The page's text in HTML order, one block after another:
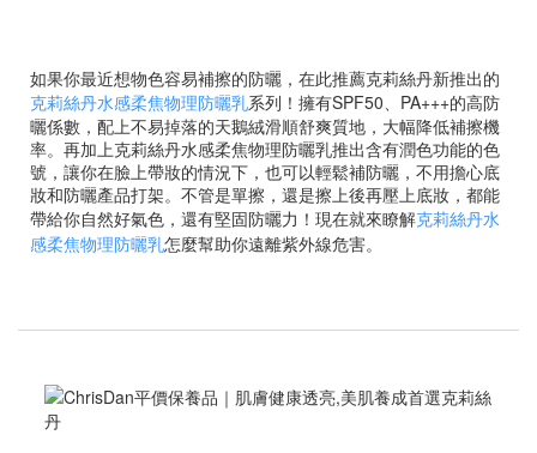
如果你最近想物色容易補擦的防曬，在此推薦克莉絲丹新推出的
克莉絲丹水感柔焦物理防曬乳系列！擁有SPF50、PA+++的高防
曬係數，配上不易掉落的天鵝絨滑順舒爽質地，大幅降低補擦機
率。再加上克莉絲丹水感柔焦物理防曬乳推出含有潤色功能的色
號，讓你在臉上帶妝的情況下，也可以輕鬆補防曬，不用擔心底
妝和防曬產品打架。不管是單擦，還是擦上後再壓上底妝，都能
帶給你自然好氣色，還有堅固防曬力！現在就來瞭解克莉絲丹水
感柔焦物理防曬乳怎麼幫助你遠離紫外線危害。